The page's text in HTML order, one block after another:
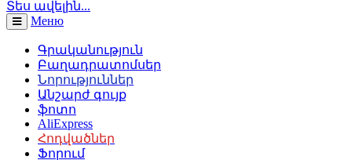
Տես ավելին...
Меню
Գրականություն
Բաղադրատոմսեր
Նորություններ
Անշարժ գույք
ֆոտո
AliExpress
Հոդվածներ
Ֆորում